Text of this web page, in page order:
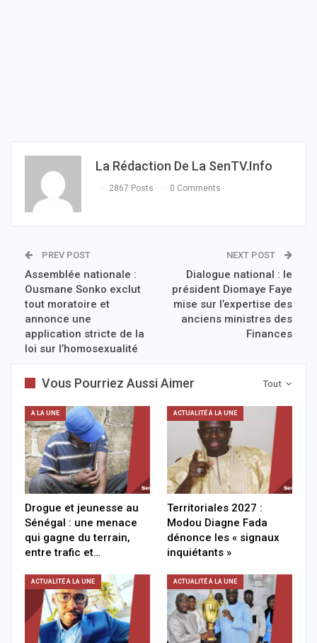
La Rédaction De La SenTV.info
2867 Posts 0 Comments
PREV POST
Assemblée nationale :
Ousmane Sonko exclut
tout moratoire et
annonce une
application stricte de la
loi sur l’homosexualité
NEXT POST
Dialogue national : le
président Diomaye Faye
mise sur l’expertise des
anciens ministres des
Finances
Tout
Vous Pourriez Aussi Aimer
A LA UNE
Drogue et jeunesse au
Sénégal : une menace
qui gagne du terrain,
entre trafic et…
ACTUALITÉ À LA UNE
Territoriales 2027 :
Modou Diagne Fada
dénonce les « signaux
inquiétants »
ACTUALITÉ À LA UNE ACTUALITÉ À LA UNE